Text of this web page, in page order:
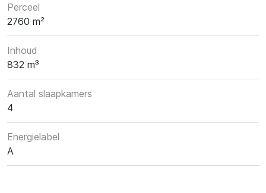
Perceel
2760 m²
Inhoud
832 m³
Aantal slaapkamers
4
Energielabel
A